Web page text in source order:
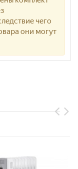
чего
они могут